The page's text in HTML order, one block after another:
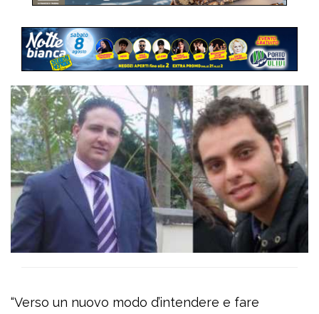
“Verso un nuovo modo d’intendere e fare